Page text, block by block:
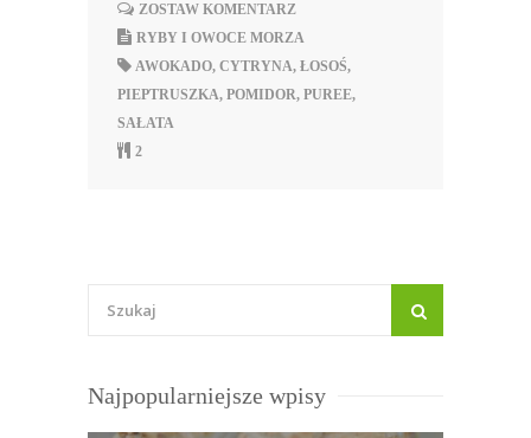
ZOSTAW KOMENTARZ
RYBY I OWOCE MORZA
AWOKADO, CYTRYNA, ŁOSOŚ,
PIEPTRUSZKA, POMIDOR, PUREE,
SAŁATA
2
Najpopularniejsze wpisy